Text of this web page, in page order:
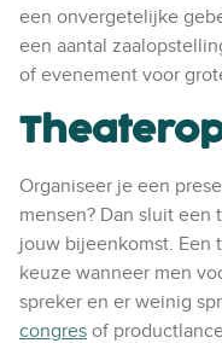
een onvergetelijke
een aantal
of evenement voor
Organiseer je een
mensen? Dan sluit
jouw bijeenkomst. Een
keuze wanneer men
spreker en er weinig
congres of